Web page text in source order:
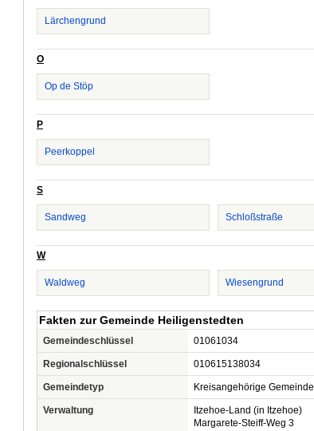
Lärchengrund
O
Op de Stöp
P
Peerkoppel
S
Sandweg Schloßstraße
W
Waldweg Wiesengrund
Fakten zur Gemeinde Heiligenstedten
Gemeindeschlüssel 01061034
Regionalschlüssel 010615138034
Gemeindetyp Kreisangehörige Gemeinde
Verwaltung
Itzehoe-Land (in Itzehoe)
Margarete-Steiff-Weg 3